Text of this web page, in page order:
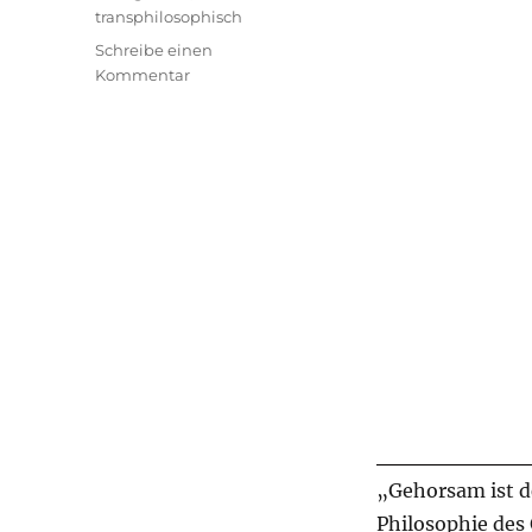
„Gehorsam ist
Philosophie des
transphilosophisch
Schreibe einen
Kommentarzu